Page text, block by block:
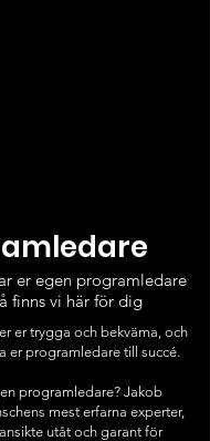
er egen programledare
finns vi här för dig
er trygga och bekväma, och
er programledare till succé.
programledare? Jakob
mest erfarna experter,
utåt och garant för